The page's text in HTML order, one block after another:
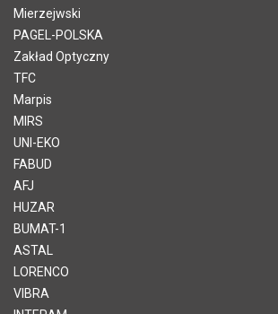
Mierzejwski
PAGEL-POLSKA
Zakład Optyczny
TFC
Marpis
MIRS
UNI-EKO
FABUD
AFJ
HUZAR
BUMAT-1
ASTAL
LORENCO
VIBRA